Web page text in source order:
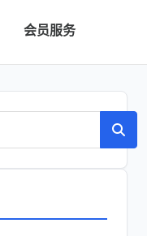
会员服务